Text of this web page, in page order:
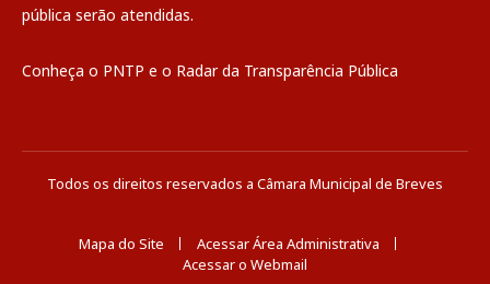
pública serão atendidas.
Conheça o PNTP e o Radar da Transparência Pública
Todos os direitos reservados a Câmara Municipal de Breves
Mapa do Site
Acessar Área Administrativa
Acessar o Webmail